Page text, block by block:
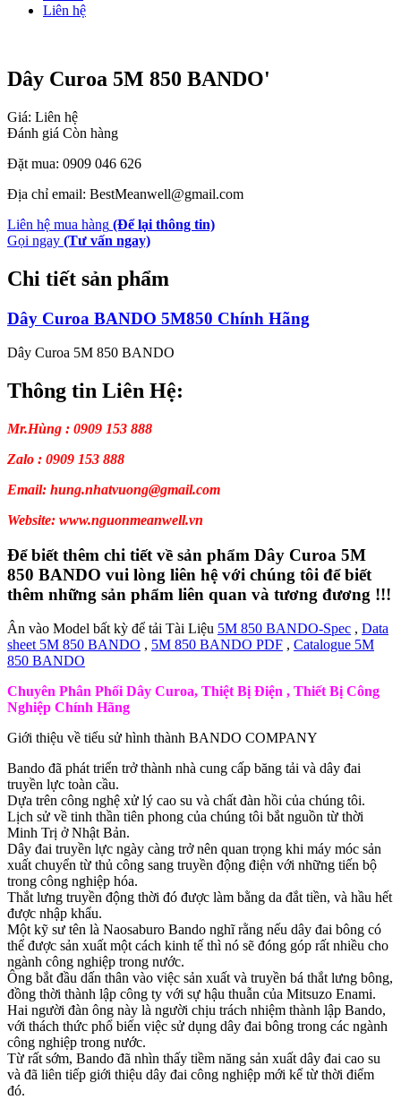
Liên hệ
Dây Curoa 5M 850 BANDO'
Giá: Liên hệ
Đánh giá Còn hàng
Đặt mua: 0909 046 626
Địa chỉ email: BestMeanwell@gmail.com
Liên hệ mua hàng (Để lại thông tin)
Gọi ngay (Tư vấn ngay)
Chi tiết sản phẩm
Dây Curoa BANDO 5M850 Chính Hãng
Dây Curoa 5M 850 BANDO
Thông tin Liên Hệ:
Mr.Hùng : 0909 153 888
Zalo : 0909 153 888
Email: hung.nhatvuong@gmail.com
Website: www.nguonmeanwell.vn
Để biết thêm chi tiết về sản phẩm Dây Curoa 5M
850 BANDO vui lòng liên hệ với chúng tôi để biết
thêm những sản phẩm liên quan và tương đương !!!
Ân vào Model bất kỳ để tải Tài Liệu 5M 850 BANDO-Spec , Data
sheet 5M 850 BANDO , 5M 850 BANDO PDF , Catalogue 5M
850 BANDO
Chuyên Phân Phối Dây Curoa, Thiệt Bị Điện , Thiết Bị Công
Nghiệp Chính Hãng
Giới thiệu về tiểu sử hình thành BANDO COMPANY
Bando đã phát triển trở thành nhà cung cấp băng tải và dây đai
truyền lực toàn cầu.
Dựa trên công nghệ xử lý cao su và chất đàn hồi của chúng tôi.
Lịch sử về tinh thần tiên phong của chúng tôi bắt nguồn từ thời
Minh Trị ở Nhật Bản.
Dây đai truyền lực ngày càng trở nên quan trọng khi máy móc sản
xuất chuyển từ thủ công sang truyền động điện với những tiến bộ
trong công nghiệp hóa.
Thắt lưng truyền động thời đó được làm bằng da đắt tiền, và hầu hết
được nhập khẩu.
Một kỹ sư tên là Naosaburo Bando nghĩ rằng nếu dây đai bông có
thể được sản xuất một cách kinh tế thì nó sẽ đóng góp rất nhiều cho
ngành công nghiệp trong nước.
Ông bắt đầu dấn thân vào việc sản xuất và truyền bá thắt lưng bông,
đồng thời thành lập công ty với sự hậu thuẫn của Mitsuzo Enami.
Hai người đàn ông này là người chịu trách nhiệm thành lập Bando,
với thách thức phổ biến việc sử dụng dây đai bông trong các ngành
công nghiệp trong nước.
Từ rất sớm, Bando đã nhìn thấy tiềm năng sản xuất dây đai cao su
và đã liên tiếp giới thiệu dây đai công nghiệp mới kể từ thời điểm
đó.